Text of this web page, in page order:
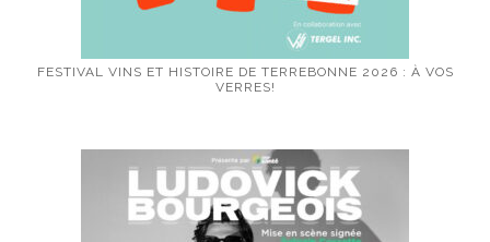
FESTIVAL VINS ET HISTOIRE DE TERREBONNE 2026 : À VOS
VERRES!